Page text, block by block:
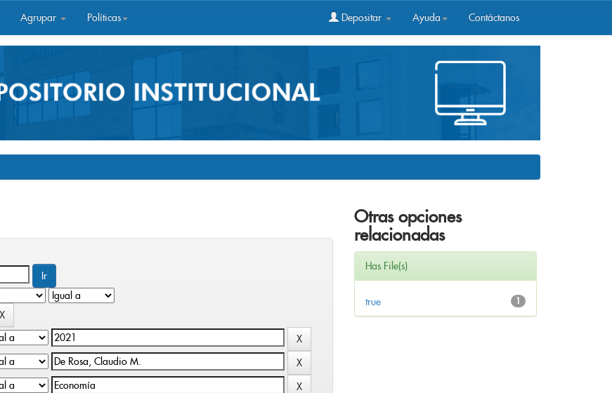
Agrupar Políticas Depositar Ayuda Contáctanos
Otras opciones
relacionadas
Has File(s)
1
true